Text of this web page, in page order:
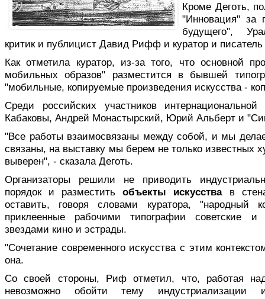
Кроме Деготь,
"Инновация" за
будущего",
критик и публицист Давид Рифф и куратор и
Как отметила куратор, из-за того, что основной
мобильных образов" разместится в бывшей
"мобильные, копируемые произведения искусства -
Среди российских участников
Кабаковы, Андрей Монастырский, Юрий Альберт и
"Все работы взаимосвязаны между собой, и мы
связаны, на выставку мы берем не только известных
выверен", - сказала Деготь.
Организаторы решили не приводить
порядок и разместитьобъекты искусствав
оставить, говоря словами куратора,
приклеенные рабочими типографии советские и
звездами кино и эстрады.
"Сочетание современного искусства с этим
она.
Со своей стороны, Риф отметил, что, работая
невозможно обойти тему